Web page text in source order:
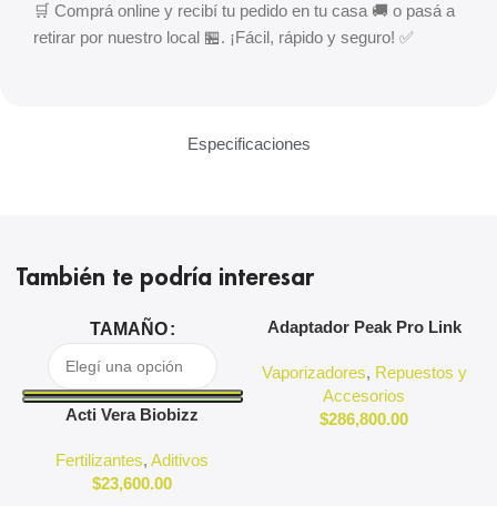
Especificaciones
🛒 Comprá online y recibí tu pedido en tu casa 🚚 o pasá a
retirar por nuestro local 🏪. ¡Fácil, rápido y seguro! ✅
También te podría interesar
TAMAÑO
Acti Vera Biobizz
Fertilizantes,Aditivos
$23,600.00
Adaptador Peak Pro Link
Vaporizadores, Repuestos y
Accesorios
$286,800.00